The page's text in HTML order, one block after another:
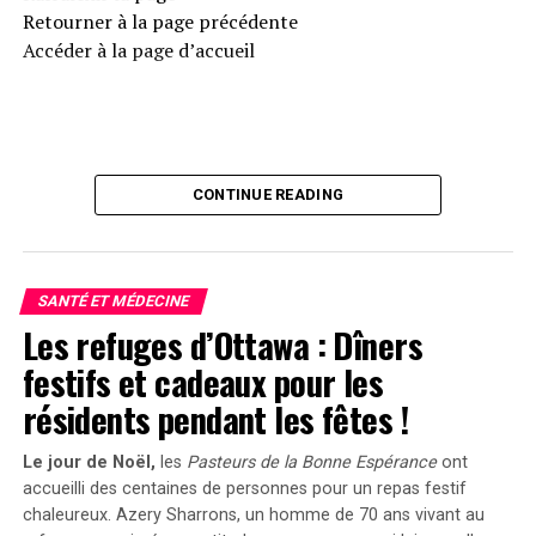
Microscopie à force atomique dans la caractérisation et
l’évaluation clinique des troubles neurologiques (2024,
Ce document est protégé par des droits d’auteur. À
l’exception d’un usage équitable à des fins d’étude
personnelle ou de recherche, aucune partie ne peut être
fourni à titre informatif uniquement.
RELATED TOPICS: CARACTÉRISATION
ÉVALUATION CLINIQUE
MICROSCOPIE À FORCE ATOMIQUE
NEUROSCIENCES
TROUBLES NEUROLOGIQUES
UP NEXT
Nouveau biomarqueur prometteur pour évaluer la
réponse au traitement du cancer colorectal
Retourner à la page précédente
Accéder à la page d’accueil
CONTINUE READING
SANTÉ ET MÉDECINE
Les refuges d’Ottawa : Dîners
festifs et cadeaux pour les
résidents pendant les fêtes !
Le jour de Noël, les Pasteurs de la Bonne Espéranceont
accueilli des centaines de personnes pour un repas festif
chaleureux. Azery Sharrons, un homme de 70 ans vivant au